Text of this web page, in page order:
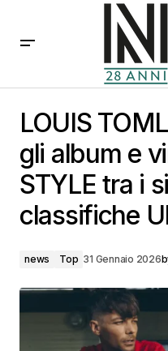
STYLE tra i singoli nelle
LOUIS
gli album e
STYLE tra i
classifiche
news Top 31 Gennaio 2026